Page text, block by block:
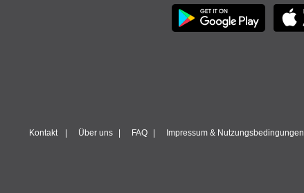
Kontakt Über uns FAQ Impressum & Nutzungsbedingungen